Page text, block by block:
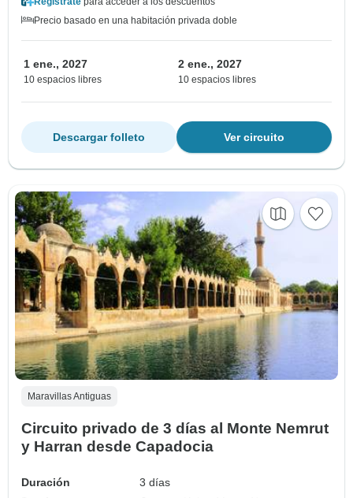
Precio basado en una habitación privada doble
1 ene., 2027
10 espacios libres
2 ene., 2027
10 espacios libres
Ver circuito
Descargar folleto
Maravillas Antiguas
Circuito privado de 3 días al Monte Nemrut
y Harran desde Capadocia
Duración
3 días